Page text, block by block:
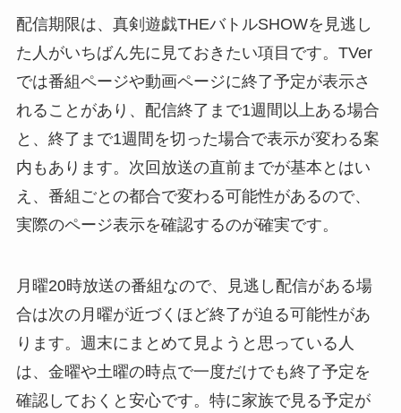
配信期限は、真剣遊戯THEバトルSHOWを見逃し
た人がいちばん先に見ておきたい項目です。TVer
では番組ページや動画ページに終了予定が表示さ
れることがあり、配信終了まで1週間以上ある場合
と、終了まで1週間を切った場合で表示が変わる案
内もあります。次回放送の直前までが基本とはい
え、番組ごとの都合で変わる可能性があるので、
実際のページ表示を確認するのが確実です。
月曜20時放送の番組なので、見逃し配信がある場
合は次の月曜が近づくほど終了が迫る可能性があ
ります。週末にまとめて見ようと思っている人
は、金曜や土曜の時点で一度だけでも終了予定を
確認しておくと安心です。特に家族で見る予定が